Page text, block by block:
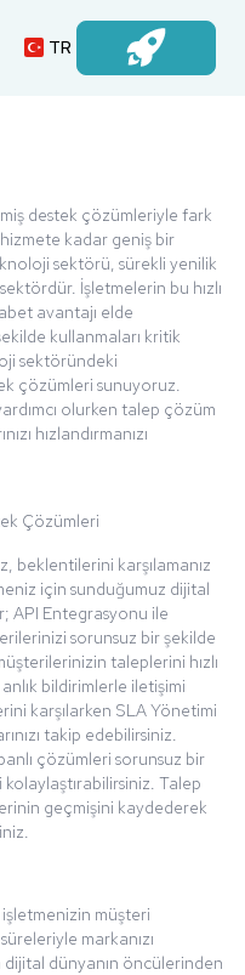
TR Oturum Açın
destek çözümleriyle fark
kadar geniş bir
sektörü, sürekli yenilik
İşletmelerin bu hızlı
avantajı elde
kullanmaları kritik
sektöründeki
çözümleri sunuyoruz.
olurken talep çözüm
hızlandırmanızı
Çözümleri
beklentilerini karşılamanız
için sunduğumuz dijital
API Entegrasyonu ile
sorunsuz bir şekilde
taleplerini hızlı
bildirimlerle iletişimi
karşılarken SLA Yönetimi
takip edebilirsiniz.
çözümleri sorunsuz bir
Talep
geçmişini kaydederek
müşteri
markanızı
dijital dünyanın öncülerinden